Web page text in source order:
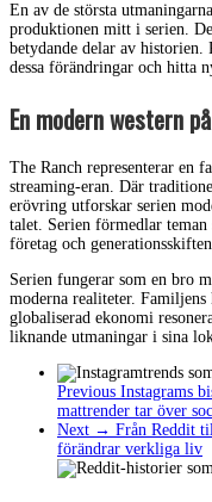
En av de största
produktionen mitt i serien.
betydande delar av
dessa förändringar och hitta
En modern western
The Ranch representerar en
streaming-eran. Där
erövring utforskar serien
talet. Serien förmedlar
företag och
Serien fungerar som en bro
moderna realiteter.
globaliserad ekonomi
liknande utmaningar i sina
Previous Instagrams
mattrender tar över
Next → Från Reddit
förändrar verkliga liv